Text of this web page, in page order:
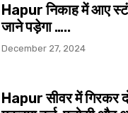
Hapur निकाह में आए
जाने पड़ेगा …..
December 27, 2024
Hapur सीवर में गिरकर